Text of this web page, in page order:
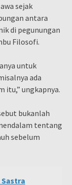
sejak
antara
di pegunungan
Filosofi.
untuk
ada
itu,” ungkapnya.
bukanlah
tentang
sebelum
Sastra